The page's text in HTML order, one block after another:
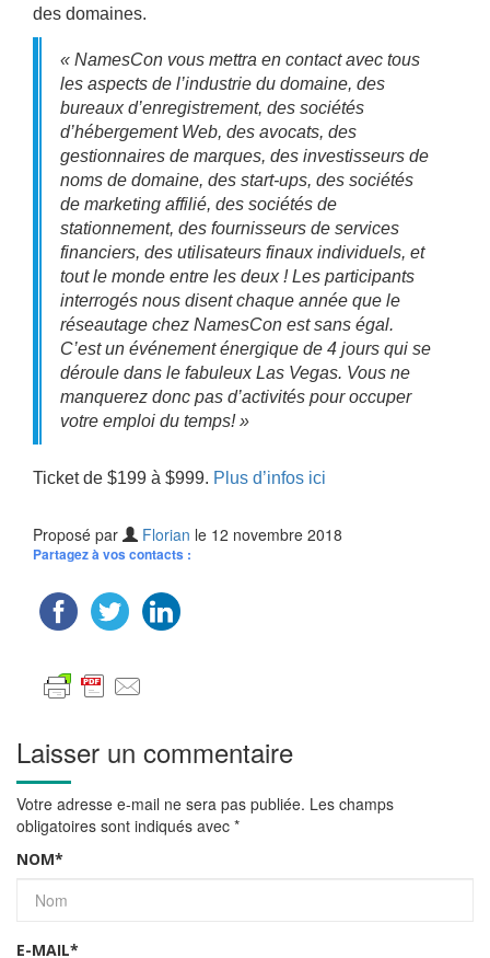
des domaines.
« NamesCon vous mettra en contact avec tous
les aspects de l’industrie du domaine, des
bureaux d’enregistrement, des sociétés
d’hébergement Web, des avocats, des
gestionnaires de marques, des investisseurs de
noms de domaine, des start-ups, des sociétés
de marketing affilié, des sociétés de
stationnement, des fournisseurs de services
financiers, des utilisateurs finaux individuels, et
tout le monde entre les deux ! Les participants
interrogés nous disent chaque année que le
réseautage chez NamesCon est sans égal.
C’est un événement énergique de 4 jours qui se
déroule dans le fabuleux Las Vegas. Vous ne
manquerez donc pas d’activités pour occuper
votre emploi du temps! »
Ticket de $199 à $999. Plus d’infos ici
Proposé par Florian le 12 novembre 2018
Partagez à vos contacts :
Laisser un commentaire
Votre adresse e-mail ne sera pas publiée. Les champs
obligatoires sont indiqués avec *
NOM*
E-MAIL*